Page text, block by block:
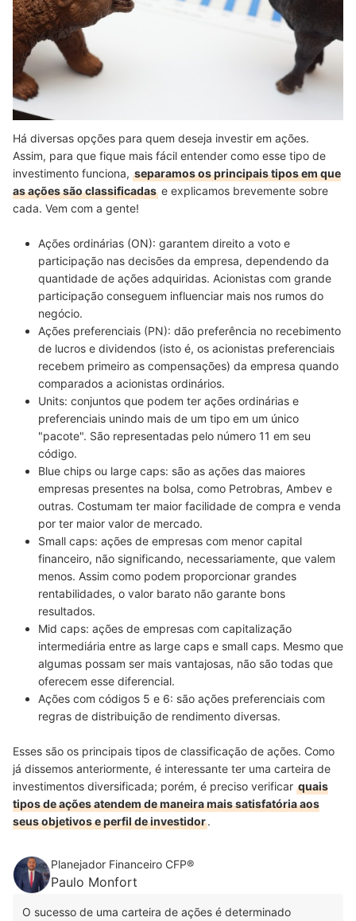
Há diversas opções para quem deseja investir em ações.
Assim, para que fique mais fácil entender como esse tipo de
investimento funciona, separamos os principais tipos em que
as ações são classificadas e explicamos brevemente sobre
cada. Vem com a gente!
Ações ordinárias (ON): garantem direito a voto e
participação nas decisões da empresa, dependendo da
quantidade de ações adquiridas. Acionistas com grande
participação conseguem influenciar mais nos rumos do
negócio.
Ações preferenciais (PN): dão preferência no recebimento
de lucros e dividendos (isto é, os acionistas preferenciais
recebem primeiro as compensações) da empresa quando
comparados a acionistas ordinários.
Units: conjuntos que podem ter ações ordinárias e
preferenciais unindo mais de um tipo em um único
"pacote". São representadas pelo número 11 em seu
código.
Blue chips ou large caps: são as ações das maiores
empresas presentes na bolsa, como Petrobras, Ambev e
outras. Costumam ter maior facilidade de compra e venda
por ter maior valor de mercado.
Small caps: ações de empresas com menor capital
financeiro, não significando, necessariamente, que valem
menos. Assim como podem proporcionar grandes
rentabilidades, o valor barato não garante bons
resultados.
Mid caps: ações de empresas com capitalização
intermediária entre as large caps e small caps. Mesmo que
algumas possam ser mais vantajosas, não são todas que
oferecem esse diferencial.
Ações com códigos 5 e 6: são ações preferenciais com
regras de distribuição de rendimento diversas.
Esses são os principais tipos de classificação de ações. Como
já dissemos anteriormente, é interessante ter uma carteira de
investimentos diversificada; porém, é preciso verificar quais
tipos de ações atendem de maneira mais satisfatória aos
seus objetivos e perfil de investidor.
Planejador Financeiro CFP®
Paulo Monfort
O sucesso de uma carteira de ações é determinado